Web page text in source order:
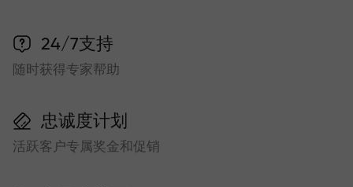
24/7支持
随时获得专家帮助
忠诚度计划
活跃客户专属奖金和促销